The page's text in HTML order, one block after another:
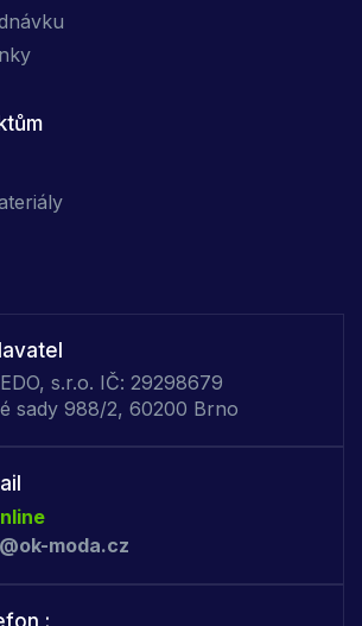
s.r.o. IČ: 29298679
sady 988/2, 60200 Brno
moda.cz
: